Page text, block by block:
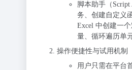
脚本助手（Script
务、创建自定义
Excel 中创建一
量、循环遍历单
操作便捷性与试用机制
用户只需在平台